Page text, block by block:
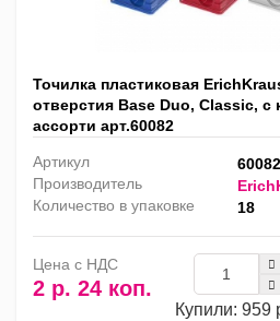
Точилка пластиковая
отверстия Base Duo, Classic, с
ассорти арт.60082
Артикул
60082
Производитель
Количество в упаковке
18
Цена с НДС
2 р. 24 коп.
Купили: 959